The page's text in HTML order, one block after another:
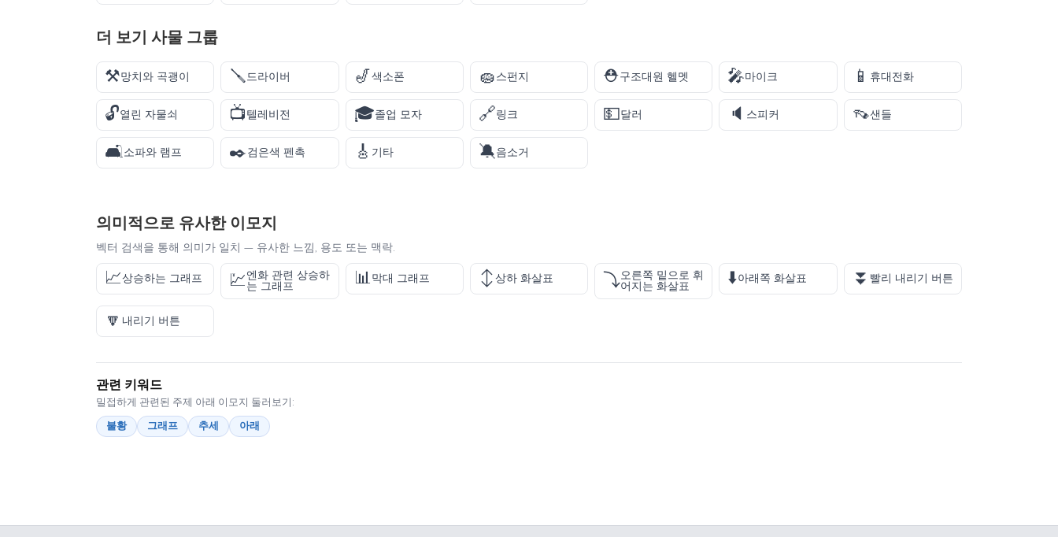
더 보기 사물 그룹
⚒️망치와 곡괭이 🪛드라이버 🎷색소폰 🧽스펀지 ⛑️구조대원 헬멧 🎤마이크 📱 휴대전화
🔓열린 자물쇠 📺텔레비전 🎓졸업 모자 🔗링크 💵달러 🔈 스피커 👡샌들
🛋️소파와 램프 ✒️검은색 펜촉 🎸 기타 🔕음소거
의미적으로 유사한 이모지
벡터 검색을 통해 의미가 일치 — 유사한 느낌, 용도 또는 맥락.
📈상승하는 그래프 💹엔화 관련 상승하
는 그래프
📊막대 그래프 ↕️상하 화살표 ⤵️오른쪽 밑으로 휘
어지는 화살표
⬇️아래쪽 화살표 ⏬ 빨리 내리기 버튼
🔽 내리기 버튼
관련 키워드
밀접하게 관련된 주제 아래 이모지 둘러보기:
불황
그래프 추세 아래